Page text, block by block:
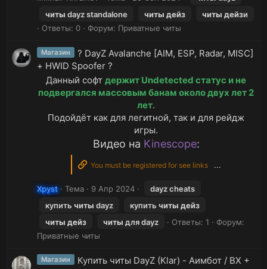
читы dayz standalone читы дейз читы дейзи
Ответы: 0
Форум: Приватные читы
Магазин
? DayZ Avalanche [AIM, ESP, Radar, MISC]
+ HWID Spoofer ?
Данный софт держит Undetected статус и не
подвергался массовым банам около двух лет 2
лет.
Подойдёт как для легитной, так и для рейдж
игры.
Видео на Kinescope:
You must be registered for see links ...​
Xpyst Тема 9 Апр 2024
dayz cheats
купить читы dayz купить читы дейз
читы дейз читы для dayz Ответы: 1
Форум:
Приватные читы
Магазин
Купить читы DayZ (Klar) - Аимбот / ВХ +